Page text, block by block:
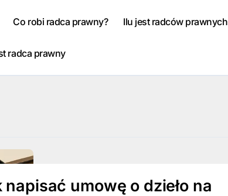
Co robi radca prawny? Ilu jest radców prawnych
radca prawny
napisać umowę o dzieło na